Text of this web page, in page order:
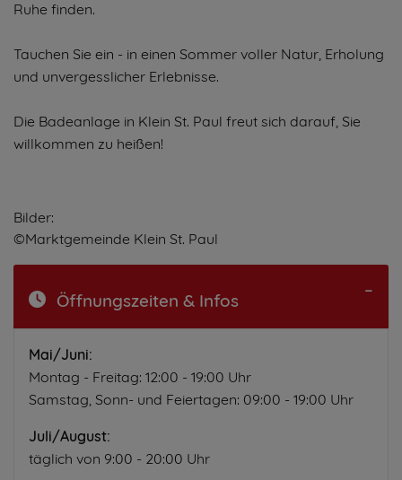
Ruhe finden.
Tauchen Sie ein - in einen Sommer voller Natur, Erholung
und unvergesslicher Erlebnisse.
Die Badeanlage in Klein St. Paul freut sich darauf, Sie
willkommen zu heißen!
Bilder:
©Marktgemeinde Klein St. Paul
Öffnungszeiten & Infos
Mai/Juni:
Montag - Freitag: 12:00 - 19:00 Uhr
Samstag, Sonn- und Feiertagen: 09:00 - 19:00 Uhr
Juli/August:
täglich von 9:00 - 20:00 Uhr